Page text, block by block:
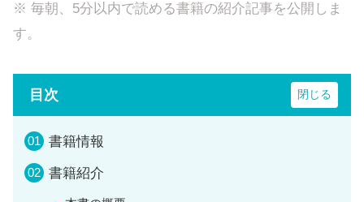
※ 毎朝、5分以内で読める書籍の紹介記事を公開しま
す。
目次
書籍情報
書籍紹介